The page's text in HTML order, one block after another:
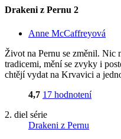
Drakeni z Pernu 2
Anne McCaffreyová
Život na Pernu se změnil. Nic
tradicemi, mění se zvyky i
chtějí vydat na Krvavici a
4,7 17 hodnotení
2. diel série
Drakeni z Pernu